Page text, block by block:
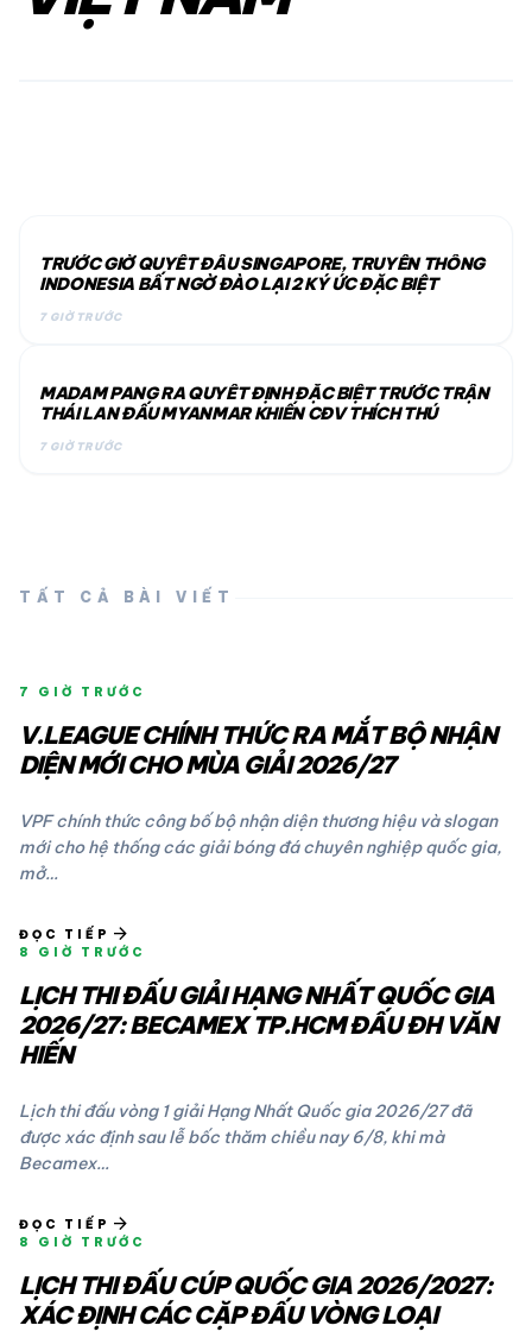
‘VIỆT NAM VÔ ĐỊCH VÌ THÁI
LAN KHÔNG TUNG ĐỘI HÌNH
TRƯỚC GIỜ QUYẾT ĐẤU SINGAPORE, TRUYỀN THÔNG
INDONESIA BẤT NGỜ ĐÀO LẠI 2 KÝ ỨC ĐẶC BIỆT
7 GIỜ TRƯỚC
MADAM PANG RA QUYẾT ĐỊNH ĐẶC BIỆT TRƯỚC TRẬN
THÁI LAN ĐẤU MYANMAR KHIẾN CĐV THÍCH THÚ
7 GIỜ TRƯỚC
TẤT CẢ BÀI VIẾT
7 GIỜ TRƯỚC
V.LEAGUE CHÍNH THỨC RA MẮT BỘ NHẬN
DIỆN MỚI CHO MÙA GIẢI 2026/27
VPF chính thức công bố bộ nhận diện thương hiệu và slogan
mới cho hệ thống các giải bóng đá chuyên nghiệp quốc gia,
mở…
ĐỌC TIẾP arrow_forward
8 GIỜ TRƯỚC
LỊCH THI ĐẤU GIẢI HẠNG NHẤT QUỐC GIA
2026/27: BECAMEX TP.HCM ĐẤU ĐH VĂN
HIẾN
Lịch thi đấu vòng 1 giải Hạng Nhất Quốc gia 2026/27 đã
được xác định sau lễ bốc thăm chiều nay 6/8, khi mà
Becamex…
ĐỌC TIẾP arrow_forward
8 GIỜ TRƯỚC
LỊCH THI ĐẤU CÚP QUỐC GIA 2026/2027:
XÁC ĐỊNH CÁC CẶP ĐẤU VÒNG LOẠI